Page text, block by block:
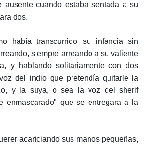
ausente cuando estaba sentada a su
dos.
había transcurrido su infancia sin
siempre arreando a su valiente
y hablando solitariamente con dos
del indio que pretendía quitarle la
y la suya, o sea la voz del sherif
enmascarado" que se entregara a la
acariciando sus manos pequeñas,